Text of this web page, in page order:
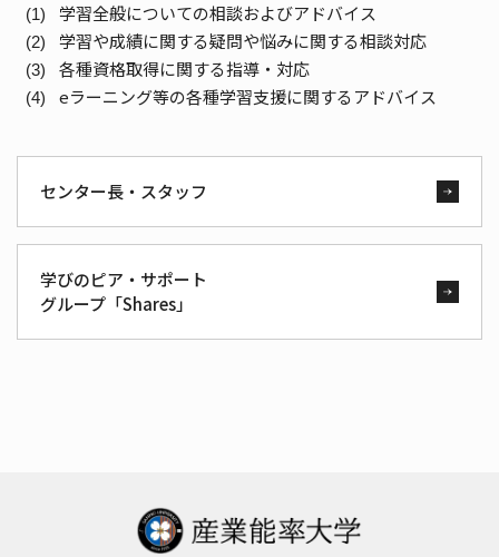
学習全般についての相談およびアドバイス
学習や成績に関する疑問や悩みに関する相談対応
各種資格取得に関する指導・対応
eラーニング等の各種学習支援に関するアドバイス
センター長・スタッフ
学びのピア・サポート
グループ「Shares」